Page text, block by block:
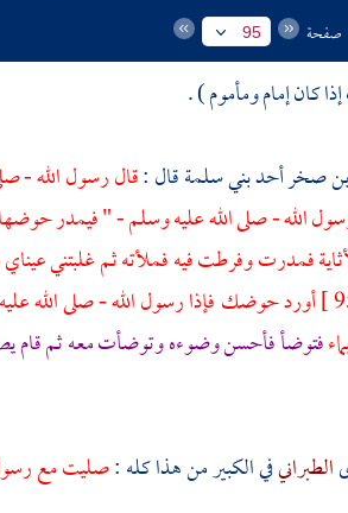
صفحة 95
صخرأحدبني سلمةقال :قال رسول الله -
الله - صلى الله عليه وسلم - " فيمدر
فمدرت وفرطت فيه فملأته ثم غلبتني عيناي
أورد حوضك فإذا رسول الله - صلى الله
فتوضأ فأحسن وضوءه وتوضأت معه ثم قام
الطبرانيفي الكبير من هذا كله :صليت مع رسول